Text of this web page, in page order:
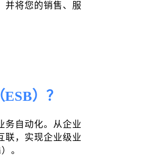
并将您的销售、服
）？
务自动化。从企业
联，实现企业级业
。